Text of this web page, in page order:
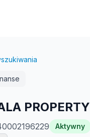
PROPERTY
Aktywny